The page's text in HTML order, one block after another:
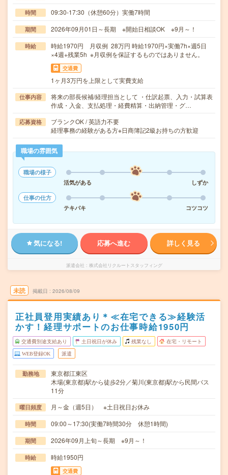
時間 09:30-17:30（休憩60分）実働7時間
期間 2026年09月01日～長期 ※開始日相談OK ※9月～！
時給
時給1970円 月収例 28万円 時給1970円×実働7h×週5日
×4週+残業5h ※月収例を保証するものではありません。
交通費
1ヶ月3万円を上限として実費支給
仕事内容
将来の部長候補/経理担当として ・仕訳起票、入力・試算表
作成・入金、支払処理・経費精算・出納管理・グ…
応募資格
ブランクOK / 英語力不要
経理事務の経験がある方※日商簿記2級お持ちの方歓迎
職場の雰囲気
職場の様子
活気がある
しずか
仕事の仕方
テキパキ
コツコツ
気になる! 応募へ進む 詳しく見る
派遣会社 株式会社リクルートスタッフィング
未読 掲載日 2026/08/09
正社員登用実績あり＊≪在宅できる≫経験活
かす！経理サポートのお仕事時給1950円
交通費別途支給あり 土日祝日が休み 残業なし 在宅・リモート
WEB登録OK 派遣
勤務地
東京都江東区
木場(東京都)駅から徒歩2分／菊川(東京都)駅から民間バス
11分
曜日頻度 月～金（週5日） ※土日祝日お休み
時間 09:00～17:30(実働7時間30分 休憩1時間)
期間 2026年09月上旬～長期 ※9月～！
時給 時給1950円
交通費